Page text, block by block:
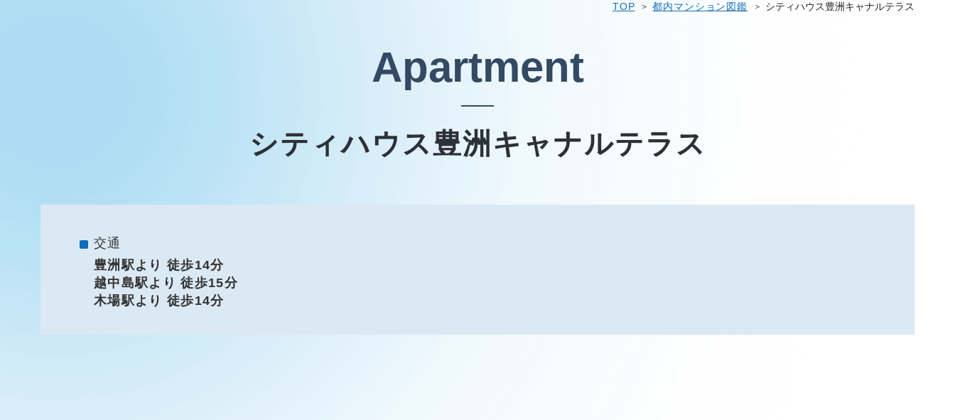
TOP 都内マンション図鑑 シティハウス豊洲キャナルテラス
Apartment
シティハウス豊洲キャナルテラス
交通
豊洲駅より 徒歩14分
越中島駅より 徒歩15分
木場駅より 徒歩14分